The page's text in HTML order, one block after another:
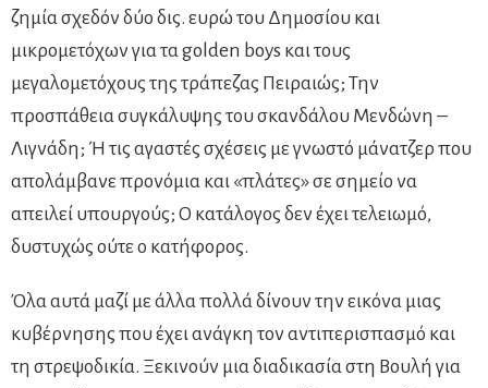
ζημία σχεδόν δύο δις. ευρώ του Δημοσίου και
μικρομετόχων για τα golden boys και τους
μεγαλομετόχους της τράπεζας Πειραιώς; Την
προσπάθεια συγκάλυψης του σκανδάλου Μενδώνη –
Λιγνάδη; Ή τις αγαστές σχέσεις με γνωστό μάνατζερ που
απολάμβανε προνόμια και «πλάτες» σε σημείο να
απειλεί υπουργούς; Ο κατάλογος δεν έχει τελειωμό,
δυστυχώς ούτε ο κατήφορος.
Όλα αυτά μαζί με άλλα πολλά δίνουν την εικόνα μιας
κυβέρνησης που έχει ανάγκη τον αντιπερισπασμό και
τη στρεψοδικία. Ξεκινούν μια διαδικασία στη Βουλή για